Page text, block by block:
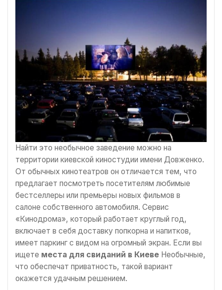
Найти это необычное заведение можно на
территории киевской киностудии имени Довженко.
От обычных кинотеатров он отличается тем, что
предлагает посмотреть посетителям любимые
бестселлеры или премьеры новых фильмов в
салоне собственного автомобиля. Сервис
«Кинодрома», который работает круглый год,
включает в себя доставку попкорна и напитков,
имеет паркинг с видом на огромный экран. Если вы
ищете места для свиданий в Киеве Необычные,
что обеспечат приватность, такой вариант
окажется удачным решением.